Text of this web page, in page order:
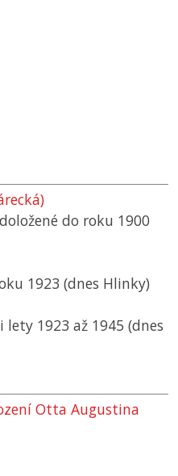
do roku 1900
1923 (dnes Hlinky)
1923 až 1945 (dnes
Otta Augustina